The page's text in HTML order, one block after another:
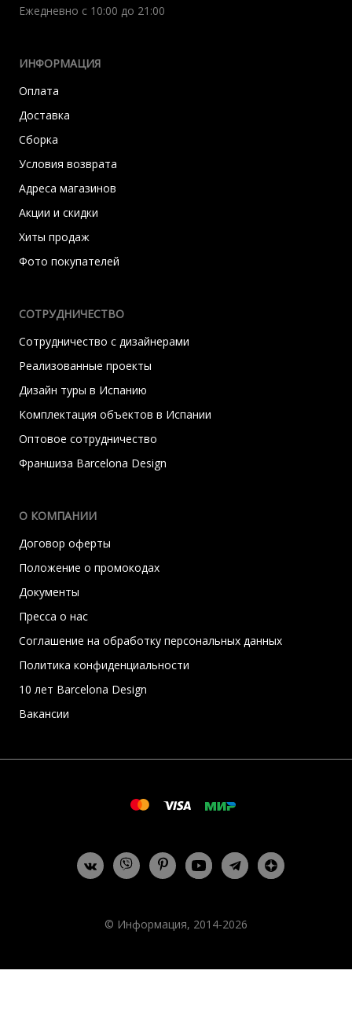
Ежедневно с 10:00 до 21:00
ИНФОРМАЦИЯ
Оплата
Доставка
Сборка
Условия возврата
Адреса магазинов
Акции и скидки
Хиты продаж
Фото покупателей
СОТРУДНИЧЕСТВО
Сотрудничество с дизайнерами
Реализованные проекты
Дизайн туры в Испанию
Комплектация объектов в Испании
Оптовое сотрудничество
Франшиза Barcelona Design
О КОМПАНИИ
Договор оферты
Положение о промокодах
Документы
Пресса о нас
Соглашение на обработку персональных данных
Политика конфиденциальности
10 лет Barcelona Design
Вакансии
© Информация, 2014-2026